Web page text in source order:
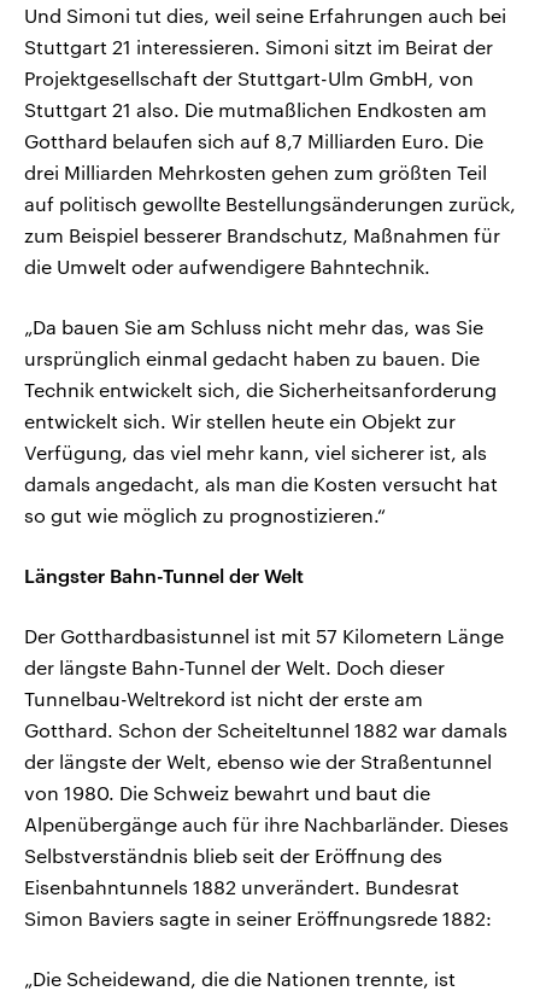
Und Simoni tut dies, weil seine Erfahrungen auch bei
Stuttgart 21 interessieren. Simoni sitzt im Beirat der
Projektgesellschaft der Stuttgart-Ulm GmbH, von
Stuttgart 21 also. Die mutmaßlichen Endkosten am
Gotthard belaufen sich auf 8,7 Milliarden Euro. Die
drei Milliarden Mehrkosten gehen zum größten Teil
auf politisch gewollte Bestellungsänderungen zurück,
zum Beispiel besserer Brandschutz, Maßnahmen für
die Umwelt oder aufwendigere Bahntechnik.
„Da bauen Sie am Schluss nicht mehr das, was Sie
ursprünglich einmal gedacht haben zu bauen. Die
Technik entwickelt sich, die Sicherheitsanforderung
entwickelt sich. Wir stellen heute ein Objekt zur
Verfügung, das viel mehr kann, viel sicherer ist, als
damals angedacht, als man die Kosten versucht hat
so gut wie möglich zu prognostizieren.“
Längster Bahn-Tunnel der Welt
Der Gotthardbasistunnel ist mit 57 Kilometern Länge
der längste Bahn-Tunnel der Welt. Doch dieser
Tunnelbau-Weltrekord ist nicht der erste am
Gotthard. Schon der Scheiteltunnel 1882 war damals
der längste der Welt, ebenso wie der Straßentunnel
von 1980. Die Schweiz bewahrt und baut die
Alpenübergänge auch für ihre Nachbarländer. Dieses
Selbstverständnis blieb seit der Eröffnung des
Eisenbahntunnels 1882 unverändert. Bundesrat
Simon Baviers sagte in seiner Eröffnungsrede 1882:
„Die Scheidewand, die die Nationen trennte, ist